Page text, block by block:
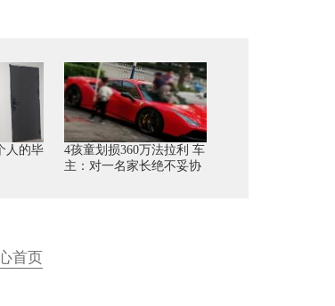
人的毕
4孩童划损360万法拉利 车
主：对一名家长绝不妥协
首页